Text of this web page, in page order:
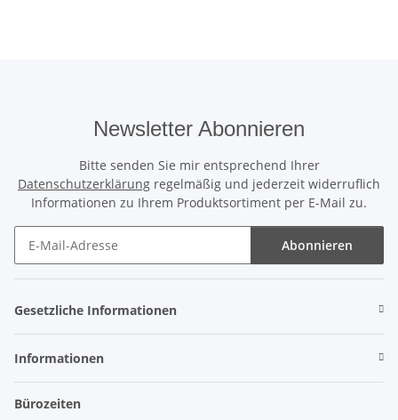
Newsletter Abonnieren
Bitte senden Sie mir entsprechend Ihrer
Datenschutzerklärung regelmäßig und jederzeit widerruflich
Informationen zu Ihrem Produktsortiment per E-Mail zu.
Abonnieren
Gesetzliche Informationen
Informationen
Bürozeiten